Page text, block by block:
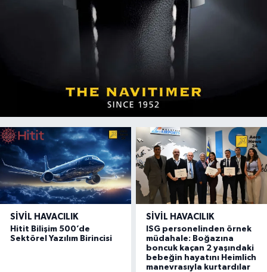
SIVIL HAVACILIK
Hitit Bilişim 500’de
Sektörel Yazılım Birincisi
SIVIL HAVACILIK
ISG personelinden örnek
müdahale: Boğazına
boncuk kaçan 2 yaşındaki
bebeğin hayatını Heimlich
manevrasıyla kurtardılar